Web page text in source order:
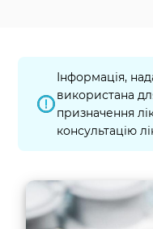
Інформація,
використана
призначення
консультацію